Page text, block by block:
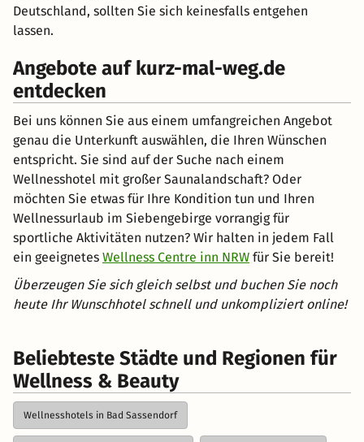
Deutschland, sollten Sie sich keinesfalls entgehen
lassen.
Angebote auf kurz-mal-weg.de
entdecken
Bei uns können Sie aus einem umfangreichen Angebot
genau die Unterkunft auswählen, die Ihren Wünschen
entspricht. Sie sind auf der Suche nach einem
Wellnesshotel mit großer Saunalandschaft? Oder
möchten Sie etwas für Ihre Kondition tun und Ihren
Wellnessurlaub im Siebengebirge vorrangig für
sportliche Aktivitäten nutzen? Wir halten in jedem Fall
ein geeignetes Wellness Centre inn NRW für Sie bereit!
Überzeugen Sie sich gleich selbst und buchen Sie noch
heute Ihr Wunschhotel schnell und unkompliziert online!
Beliebteste Städte und Regionen für
Wellness & Beauty
Wellnesshotels in Bad Sassendorf